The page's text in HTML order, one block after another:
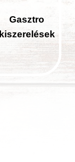
Gasztro
kiszerelések